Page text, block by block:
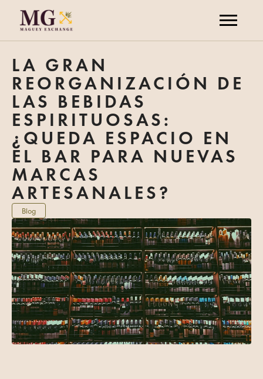
LA GRAN
REORGANIZACIÓN DE
LAS BEBIDAS
ESPIRITUOSAS:
¿QUEDA ESPACIO EN
EL BAR PARA NUEVAS
MARCAS
ARTESANALES?
Blog